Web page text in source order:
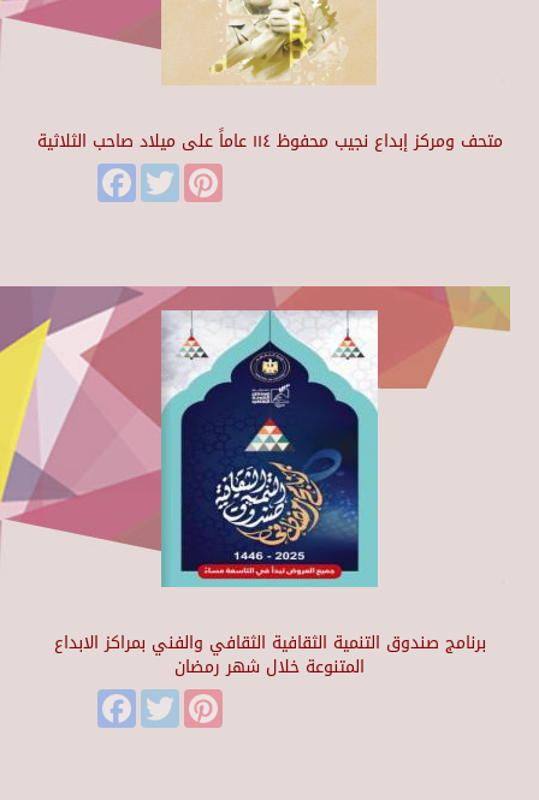
متحف ومركز إبداع نجيب محفوظ ١١٤ عاماً على ميلاد صاحب الثلاثية
FacebookTwitter
برنامج صندوق التنمية الثقافية الثقافي والفني بمراكز الابداع
المتنوعة خلال شهر رمضان
FacebookTwitter